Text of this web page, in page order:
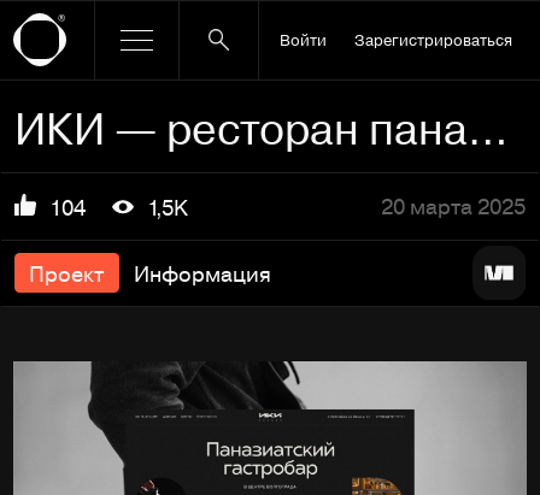
Войти Зарегистрироваться
ИКИ — ресторан паназиатской кухни в центре Волгограда
104 1,5K 20 марта 2025
Проект Информация